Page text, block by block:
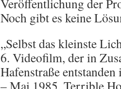
Veröffentlichung der
Noch gibt es keine
„Selbst das kleinste
6. Videofilm, der in
Hafenstraße entstanden
– Mai 1985, Terrible